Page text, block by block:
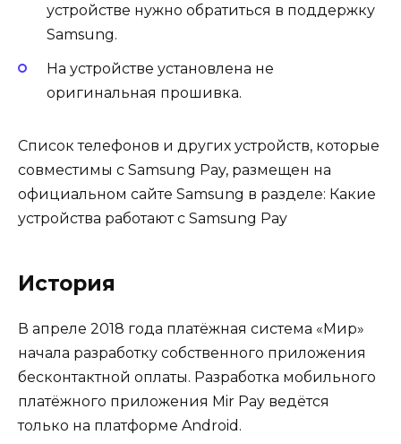
устройстве нужно обратиться в поддержку
Samsung.
На устройстве установлена не
оригинальная прошивка.
Список телефонов и других устройств, которые
совместимы с Samsung Pay, размещен на
официальном сайте Samsung в разделе: Какие
устройства работают с Samsung Pay
История
В апреле 2018 года платёжная система «Мир»
начала разработку собственного приложения
бесконтактной оплаты. Разработка мобильного
платёжного приложения Mir Pay ведётся
только на платформе Android.